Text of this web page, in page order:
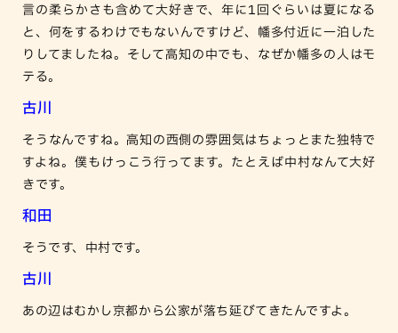
言の柔らかさも含めて大好きで、年に1回ぐらいは夏になる
と、何をするわけでもないんですけど、幡多付近に一泊した
りしてましたね。そして高知の中でも、なぜか幡多の人はモ
テる。
古川
そうなんですね。高知の西側の雰囲気はちょっとまた独特で
すよね。僕もけっこう行ってます。たとえば中村なんて大好
きです。
和田
そうです、中村です。
古川
あの辺はむかし京都から公家が落ち延びてきたんですよ。